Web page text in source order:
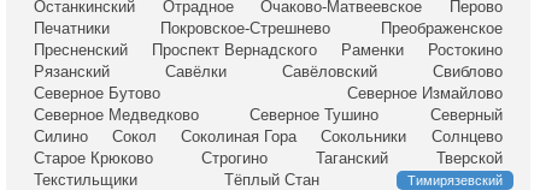
Останкинский
Отрадное Очаково-Матвеевское
Перово
Печатники
Покровское-Стрешнево
Преображенское
Пресненский
Проспект Вернадского Раменки
Ростокино
Рязанский
Савёлки Савёловский
Свиблово
Северное Бутово
Северное Измайлово
Северное Медведково
Северное Тушино
Северный
Силино
Сокол Соколиная Гора Сокольники
Солнцево
Старое Крюково
Строгино Таганский
Тверской
Текстильщики
Тёплый Стан Тимирязевский